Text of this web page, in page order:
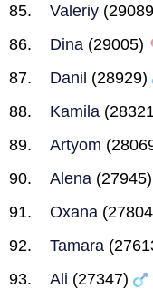
Valeriy
Dina (29005)
Danil (28929)
Kamila
Artyom
Alena (27945)
Oxana
Tamara
Ali (27347)